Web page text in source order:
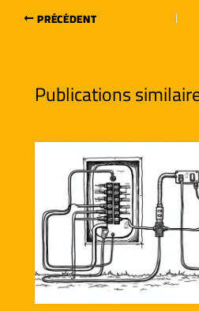
PRÉCÉDENT
Publications